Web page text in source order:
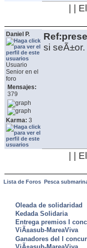
| |
Daniel P.
Usuario
Senior en el
foro
Mensajes:
379
Karma: 3
si seÃ±or.
| |
Lista de Foros Pesca
Oleada de solidaridad
Kedada Solidaria
Entrega premios I
ViÃ±asub-MareaViva
Ganadores del I